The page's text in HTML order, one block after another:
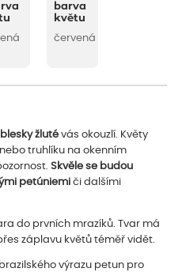
barva
květu
červená
žluté vás okouzlí. Květy
truhlíku na okenním
Skvěle se budou
petúniemi či dalšími
do prvních mrazíků. Tvar má
záplavu květů téměř vidět.
výrazu petun pro